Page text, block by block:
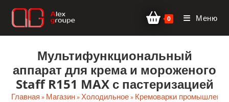
Перейти
0 Меню
Мультифункциональный
аппарат для крема и мороженого
Staff R151 MAX с пастеризацией
Главная » Магазин»Холодильное» Кремоварки